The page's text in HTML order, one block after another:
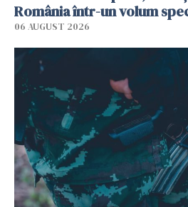
România într-un volum
06 AUGUST 2026